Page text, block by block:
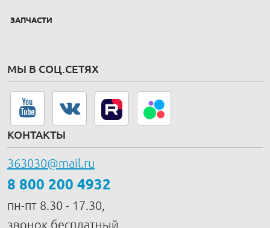
ЗАПЧАСТИ
МЫ В СОЦ.СЕТЯХ
КОНТАКТЫ
363030@mail.ru
8 800 200 4932
пн-пт 8.30 - 17.30,
звонок бесплатный